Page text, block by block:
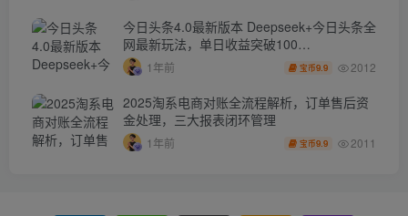
今日头条4.0最新版本 Deepseek+今日头条全
网最新玩法，单日收益突破100…
1年前 宝币9.9 2012
2025淘系电商对账全流程解析，订单售后资
金处理，三大报表闭环管理
1年前 宝币9.9 2011